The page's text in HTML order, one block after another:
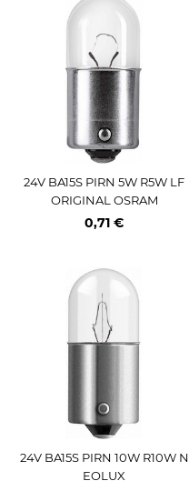
24V BA15S PIRN 5W R5W LF
ORIGINAL OSRAM
0,71 €
24V BA15S PIRN 10W R10W N
EOLUX